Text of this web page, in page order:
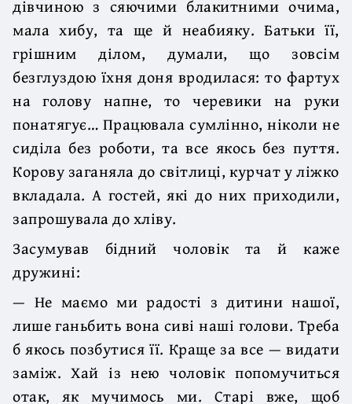
дівчиною з сяючими блакитними очима,
мала хибу, та ще й неабияку. Батьки її,
грішним ділом, думали, що зовсім
безглуздою їхня доня вродилася: то фартух
на голову напне, то черевики на руки
понатягує… Працювала сумлінно, ніколи не
сиділа без роботи, та все якось без пуття.
Корову заганяла до світлиці, курчат у ліжко
вкладала. А гостей, які до них приходили,
запрошувала до хліву.
Засумував бідний чоловік та й каже
дружині:
— Не маємо ми радості з дитини нашої,
лише ганьбить вона сиві наші голови. Треба
б якось позбутися її. Краще за все — видати
заміж. Хай із нею чоловік попомучиться
отак, як мучимось ми. Старі вже, щоб